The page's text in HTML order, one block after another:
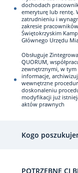
dochodach
emeryturę lub rentę.
zatrudnieniu i
zakresie
Świętokrzyskim
Głównego Urzędu
Obsługuje
QUORUM,
zewnętrznymi, w
informacje,
wewnętrzne
doskonaleniu
modyfikacji już
aktów prawnych
Kogo
POTRZEBNE CI